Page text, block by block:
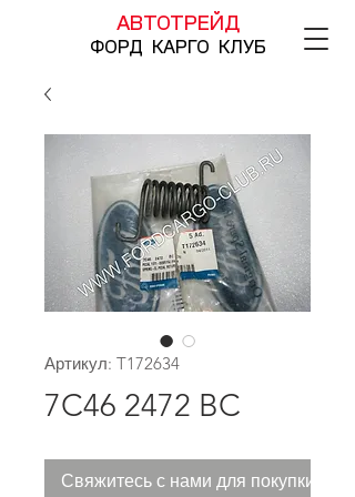
АВТОТРЕЙД
ФОРД КАРГО КЛУБ
Артикул: T172634
7C46 2472 BC
Свяжитесь с нами для покупки